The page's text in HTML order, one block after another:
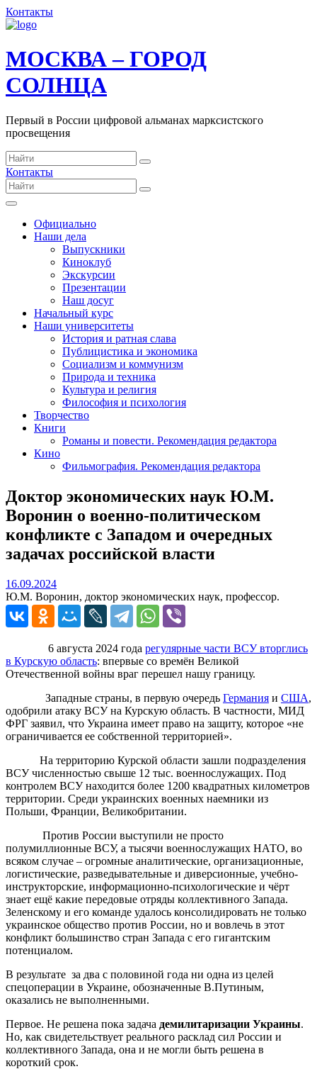
Контакты
МОСКВА – ГОРОД
СОЛНЦА
Первый в России цифровой альманах марксистского
просвещения
Контакты
Официально
Наши дела
Выпускники
Киноклуб
Экскурсии
Презентации
Наш досуг
Начальный курс
Наши университеты
История и ратная слава
Публицистика и экономика
Социализм и коммунизм
Природа и техника
Культура и религия
Философия и психология
Творчество
Книги
Романы и повести. Рекомендация редактора
Кино
Фильмография. Рекомендация редактора
Доктор экономических наук Ю.М.
Воронин о военно-политическом
конфликте с Западом и очередных
задачах российской власти
16.09.202416.09.2024
Ю.М. Воронин, доктор экономических наук, профессор.
6 августа 2024 года регулярные части ВСУ вторглись
в Курскую область: впервые со времён Великой
Отечественной войны враг перешел нашу границу.
Западные страны, в первую очередь Германия и США,
одобрили атаку ВСУ на Курскую область. В частности, МИД
ФРГ заявил, что Украина имеет право на защиту, которое «не
ограничивается ее собственной территорией».
На территорию Курской области зашли подразделения
ВСУ численностью свыше 12 тыс. военнослужащих. Под
контролем ВСУ находится более 1200 квадратных километров
территории. Среди украинских военных наемники из
Польши, Франции, Великобритании.
Против России выступили не просто
полумиллионные ВСУ, а тысячи военнослужащих НАТО, во
всяком случае – огромные аналитические, организационные,
логистические, разведывательные и диверсионные, учебно-
инструкторские, информационно-психологические и чёрт
знает ещё какие передовые отряды коллективного Запада.
Зеленскому и его команде удалось консолидировать не только
украинское общество против России, но и вовлечь в этот
конфликт большинство стран Запада с его гигантским
потенциалом.
В результате за два с половиной года ни одна из целей
спецоперации в Украине, обозначенные В.Путиным,
оказались не выполненными.
Первое. Не решена пока задача демилитаризации Украины.
Но, как свидетельствует реального расклад сил России и
коллективного Запада, она и не могли быть решена в
короткий срок.